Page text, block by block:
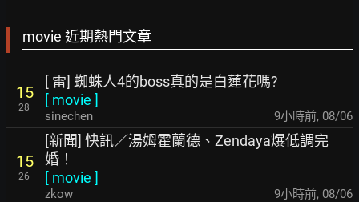
movie 近期熱門文章
15
28
[ 雷] 蜘蛛人4的boss真的是白蓮花嗎?
[ movie ]
sinechen 9小時前, 08/06
15
26
[新聞] 快訊／湯姆霍蘭德、Zendaya爆低調完
婚！
[ movie ]
zkow 9小時前, 08/06